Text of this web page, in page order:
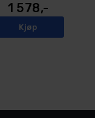
1 578,-
Kjøp